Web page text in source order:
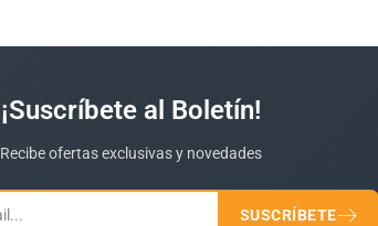
¡Suscríbete al Boletín!
Recibe ofertas exclusivas y novedades
SUSCRÍBETE